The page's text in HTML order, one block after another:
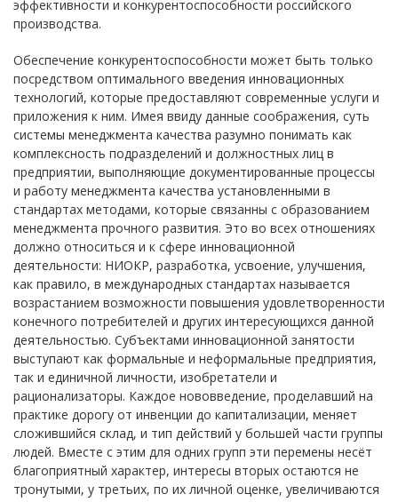
эффективности и конкурентоспособности российского
производства.
Обеспечение конкурентоспособности может быть только
посредством оптимального введения инновационных
технологий, которые предоставляют современные услуги и
приложения к ним. Имея ввиду данные соображения, суть
системы менеджмента качества разумно понимать как
комплексность подразделений и должностных лиц в
предприятии, выполняющие документированные процессы
и работу менеджмента качества установленными в
стандартах методами, которые связанны с образованием
менеджмента прочного развития. Это во всех отношениях
должно относиться и к сфере инновационной
деятельности: НИОКР, разработка, усвоение, улучшения,
как правило, в международных стандартах называется
возрастанием возможности повышения удовлетворенности
конечного потребителей и других интересующихся данной
деятельностью. Субъектами инновационной занятости
выступают как формальные и неформальные предприятия,
так и единичной личности, изобретатели и
рационализаторы. Каждое нововведение, проделавший на
практике дорогу от инвенции до капитализации, меняет
сложившийся склад, и тип действий у большей части группы
людей. Вместе с этим для одних групп эти перемены несёт
благоприятный характер, интересы вторых остаются не
тронутыми, у третьих, по их личной оценке, увеличиваются